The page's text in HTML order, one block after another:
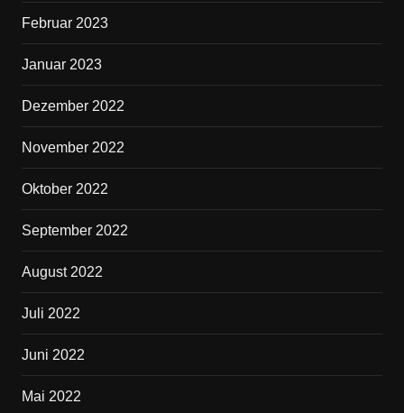
Februar 2023
Januar 2023
Dezember 2022
November 2022
Oktober 2022
September 2022
August 2022
Juli 2022
Juni 2022
Mai 2022